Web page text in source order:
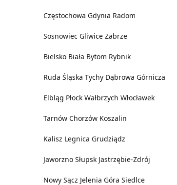
Częstochowa Gdynia Radom
Sosnowiec Gliwice Zabrze
Bielsko Biała Bytom Rybnik
Ruda Śląska Tychy Dąbrowa Górnicza
Elbląg Płock Wałbrzych Włocławek
Tarnów Chorzów Koszalin
Kalisz Legnica Grudziądz
Jaworzno Słupsk Jastrzębie-Zdrój
Nowy Sącz Jelenia Góra Siedlce